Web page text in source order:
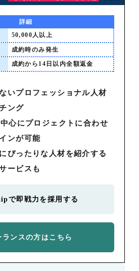
詳細
50,000人以上
成約時のみ発生
成約から14日以内全額返金
いプロフェッショナル人材
ング
心にプロジェクトに合わせ
ンが可能
ぴったりな人材を紹介する
ービスも
で即戦力を採用する
ランスの方はこちら